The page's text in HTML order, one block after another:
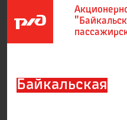
Байкальская